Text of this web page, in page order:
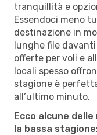
tranquillità e
Essendoci meno
destinazione in
lunghe file
offerte per voli e
locali spesso
stagione è
all’ultimo minuto.
Ecco alcune
la bassa